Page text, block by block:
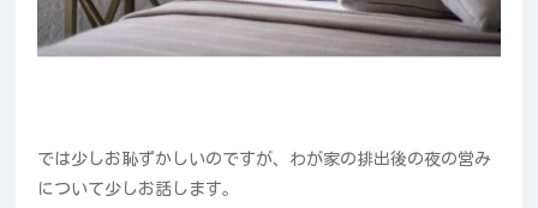
では少しお恥ずかしいのですが、わが家の排出後の夜の営み
について少しお話します。